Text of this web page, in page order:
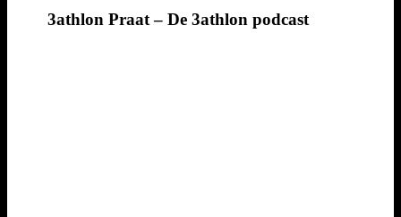
3athlon Praat – De 3athlon podcast